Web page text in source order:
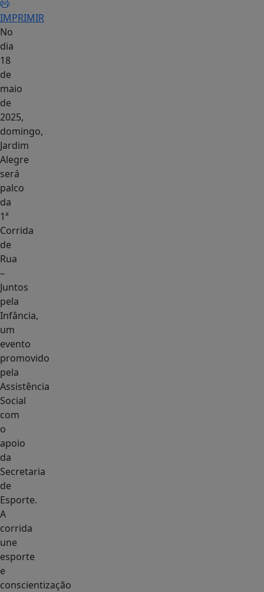
IMPRIMIR
No
dia
18
de
maio
de
2025,
domingo,
Jardim
Alegre
será
palco
da
1ª
Corrida
de
Rua
–
Juntos
pela
Infância,
um
evento
promovido
pela
Assistência
Social
com
o
apoio
da
Secretaria
de
Esporte.
A
corrida
une
esporte
e
conscientização